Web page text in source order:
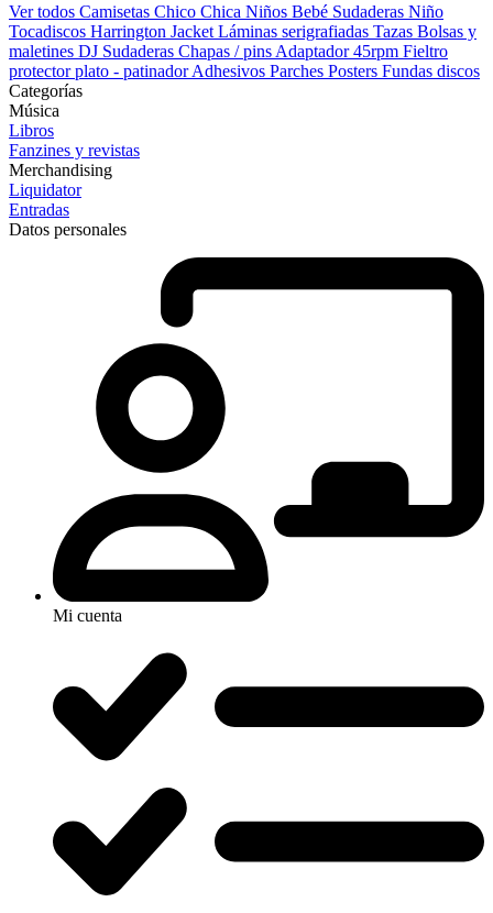
Ver todos Camisetas Chico Chica Niños Bebé Sudaderas Niño
Tocadiscos Harrington Jacket Láminas serigrafiadas Tazas Bolsas y
maletines DJ Sudaderas Chapas / pins Adaptador 45rpm Fieltro
protector plato - patinadorAdhesivos Parches Posters Fundas discos
Categorías
Música
Libros
Fanzines y revistas
Merchandising
Liquidator
Entradas
Datos personales
Mi cuenta